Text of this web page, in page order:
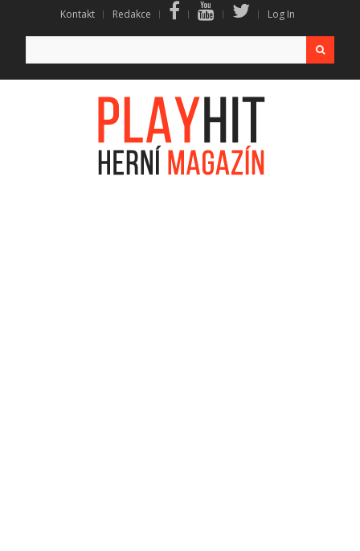
Kontakt Redakce Log In
for: